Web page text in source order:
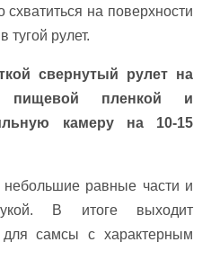
на поверхности
тугой рулет.
свернутый рулет на
пищевой пленкой и
камеру на 10-15
равные части и
В итоге выходит
для самсы с характерным